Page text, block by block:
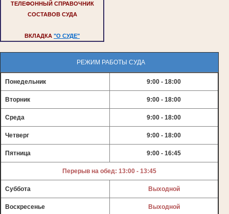
ТЕЛЕФОННЫЙ СПРАВОЧНИК
СОСТАВОВ СУДА
ВКЛАДКА "О СУДЕ"
РЕЖИМ РАБОТЫ СУДА
Понедельник 9:00 - 18:00
Вторник 9:00 - 18:00
Среда 9:00 - 18:00
Четверг 9:00 - 18:00
Пятница 9:00 - 16:45
Перерыв на обед: 13:00 - 13:45
Суббота Выходной
Воскресенье Выходной